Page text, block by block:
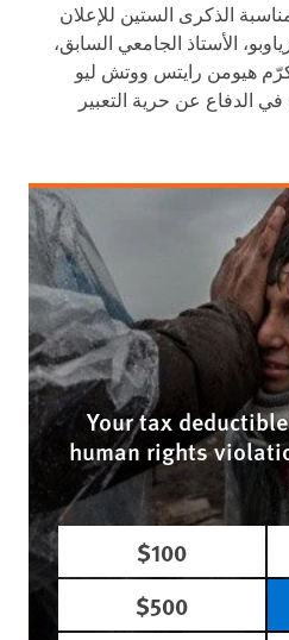
عريضة بمناسبة الذكرى الستين للإعلان
الأستاذ الجامعي السابق،
هيومن رايتس ووتش ليو
الدفاع عن حرية التعبير
Your tax
human rights
$100
$500